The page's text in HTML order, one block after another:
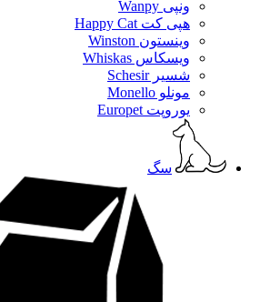
ونپی Wanpy
هپی کت Happy Cat
وینستون Winston
ویسکاس Whiskas
شسیر Schesir
مونلو Monello
یوروپت Europet
سگ